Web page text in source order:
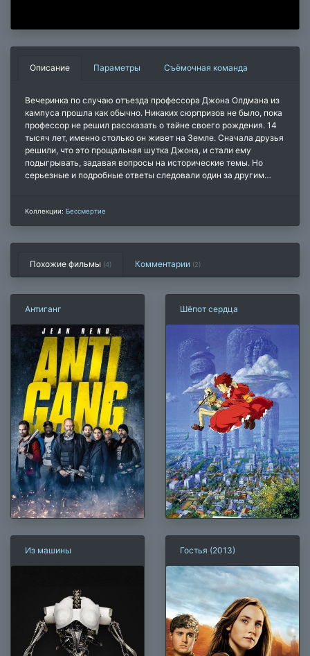
Описание Параметры Съёмочная команда
Вечеринка по случаю отъезда профессора Джона Олдмана из
кампуса прошла как обычно. Никаких сюрпризов не было, пока
профессор не решил рассказать о тайне своего рождения. 14
тысяч лет, именно столько он живет на Земле. Сначала друзья
решили, что это прощальная шутка Джона, и стали ему
подыгрывать, задавая вопросы на исторические темы. Но
серьезные и подробные ответы следовали один за другим…
Коллекции: Бессмертие
Похожие фильмы (4) Комментарии (2)
Антиганг Шёпот сердца
Из машины Гостья (2013)